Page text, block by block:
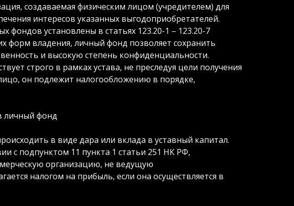
создаваемая физическим лицом (учредителем) для
интересов указанных выгодоприобретателей.
фондов установлены в статьях 123.20-1 – 123.20-7
форм владения, личный фонд позволяет сохранить
и высокую степень конфиденциальности.
строго в рамках устава, не преследуя цели получения
он подлежит налогообложению в порядке,
личный фонд
в виде дара или вклада в уставный капитал.
с подпунктом 11 пункта 1 статьи 251 НК РФ,
организацию, не ведущую
налогом на прибыль, если она осуществляется в